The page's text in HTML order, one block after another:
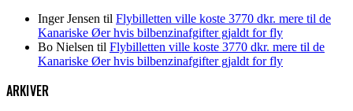
Inger Jensen til Flybilletten ville koste 3770 dkr. mere til de
Kanariske Øer hvis bilbenzinafgifter gjaldt for fly
Bo Nielsen til Flybilletten ville koste 3770 dkr. mere til de
Kanariske Øer hvis bilbenzinafgifter gjaldt for fly
ARKIVER